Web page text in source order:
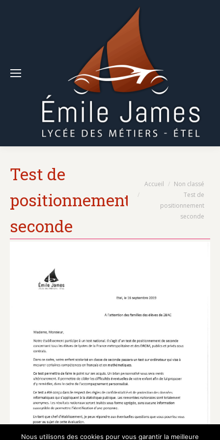
Test de
positionnement
seconde
Vous êtes ici :
Accueil
Non classé
Test de
positionnement
seconde
Nous utilisons des cookies pour vous garantir la meilleure